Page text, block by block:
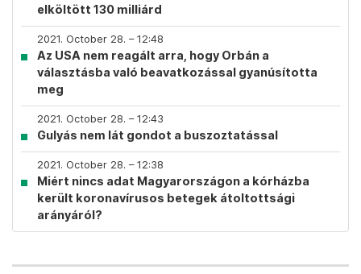
elköltött 130 milliárd
2021. October 28. – 12:48
Az USA nem reagált arra, hogy Orbán a
választásba való beavatkozással gyanúsította
meg
2021. October 28. – 12:43
Gulyás nem lát gondot a buszoztatással
2021. October 28. – 12:38
Miért nincs adat Magyarországon a kórházba
került koronavírusos betegek átoltottsági
arányáról?